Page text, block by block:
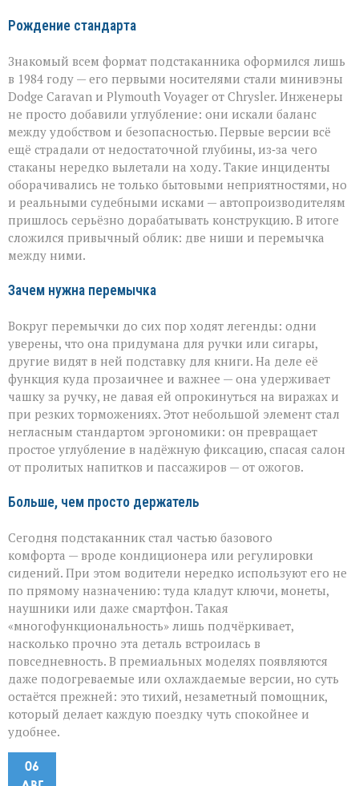
Рождение стандарта
Знакомый всем формат подстаканника оформился лишь
в 1984 году — его первыми носителями стали минивэны
Dodge Caravan и Plymouth Voyager от Chrysler. Инженеры
не просто добавили углубление: они искали баланс
между удобством и безопасностью. Первые версии всё
ещё страдали от недостаточной глубины, из‑за чего
стаканы нередко вылетали на ходу. Такие инциденты
оборачивались не только бытовыми неприятностями, но
и реальными судебными исками — автопроизводителям
пришлось серьёзно дорабатывать конструкцию. В итоге
сложился привычный облик: две ниши и перемычка
между ними.
Зачем нужна перемычка
Вокруг перемычки до сих пор ходят легенды: одни
уверены, что она придумана для ручки или сигары,
другие видят в ней подставку для книги. На деле её
функция куда прозаичнее и важнее — она удерживает
чашку за ручку, не давая ей опрокинуться на виражах и
при резких торможениях. Этот небольшой элемент стал
негласным стандартом эргономики: он превращает
простое углубление в надёжную фиксацию, спасая салон
от пролитых напитков и пассажиров — от ожогов.
Больше, чем просто держатель
Сегодня подстаканник стал частью базового
комфорта — вроде кондиционера или регулировки
сидений. При этом водители нередко используют его не
по прямому назначению: туда кладут ключи, монеты,
наушники или даже смартфон. Такая
«многофункциональность» лишь подчёркивает,
насколько прочно эта деталь встроилась в
повседневность. В премиальных моделях появляются
даже подогреваемые или охлаждаемые версии, но суть
остаётся прежней: это тихий, незаметный помощник,
который делает каждую поездку чуть спокойнее и
удобнее.
06